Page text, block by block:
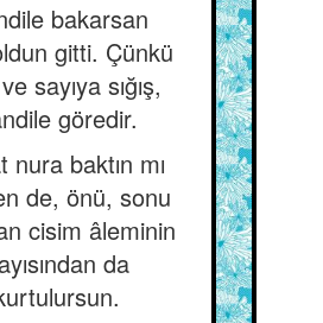
bakarsan
gitti. Çünkü
sayıya sığış,
göredir.
nura baktın mı
de, önü, sonu
cisim âleminin
da